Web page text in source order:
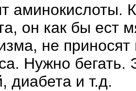
аминокислоты.
он как бы ест
не
Нужно бегать.
диабета и т.д.